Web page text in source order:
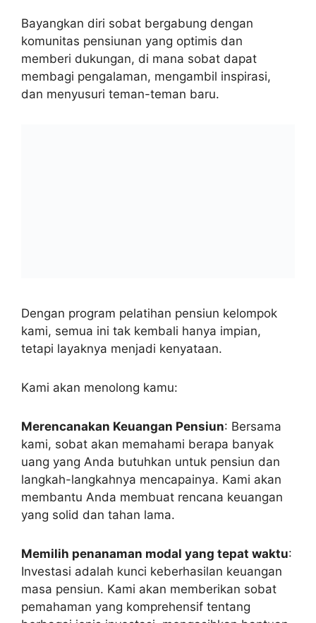
Bayangkan diri sobat bergabung dengan
komunitas pensiunan yang optimis dan
memberi dukungan, di mana sobat dapat
membagi pengalaman, mengambil inspirasi,
dan menyusuri teman-teman baru.
uang yang Anda butuhkan untuk pensiun dan
langkah-langkahnya mencapainya. Kami akan
membantu Anda membuat rencana keuangan
Investasi adalah kunci keberhasilan keuangan
masa pensiun. Kami akan memberikan sobat
pemahaman yang komprehensif tentang
berbagai jenis investasi, mengasihkan bantuan
kamu memilih portofolio yang tepat dengan
tujuan keuangan dan toleransi risiko Anda.
Mengelola kebugaran dirimu: Kesehatan
adalah komoditas terbesar dalam hidup kita,
terutama di masa pensiun. Kami akan
memberikan tips, saran, dan panduan handal